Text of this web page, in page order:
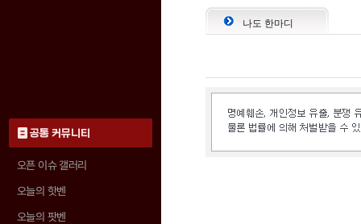
공통 커뮤니티
오픈 이슈 갤러리
오늘의 핫벤
오늘의 팟벤
나도 한마디